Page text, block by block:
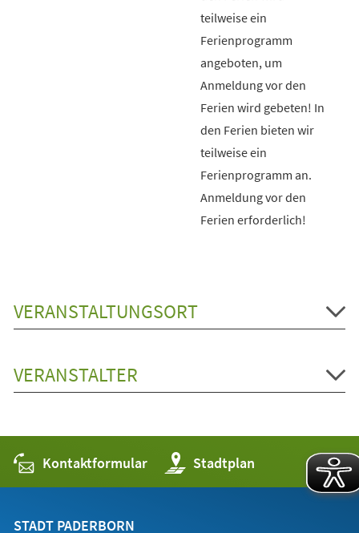
teilweise ein
Ferienprogramm
angeboten, um
Anmeldung vor den
Ferien wird gebeten! In
den Ferien bieten wir
teilweise ein
Ferienprogramm an.
Anmeldung vor den
Ferien erforderlich!
VERANSTALTUNGSORT
VERANSTALTER
Kontaktformular Stadtplan
(Öffnet
in
einem
STADT PADERBORN